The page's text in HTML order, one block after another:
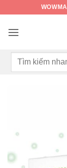
nội
Tìm